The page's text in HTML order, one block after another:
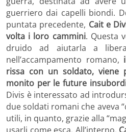
guerriero dai capelli biondi.
puntata precedente, Cait e
volta i loro cammini. Questa
druido ad aiutarla a
nell’accampamento romano,
rissa con un soldato, viene
monito per le future
Divis è interessato ad
due soldati romani che aveva
utili, in quanto, grazie alla